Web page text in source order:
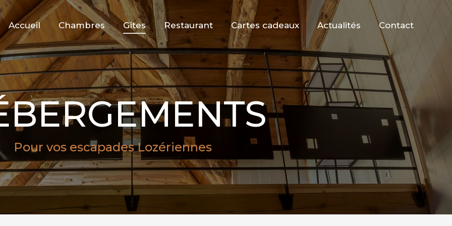
Accueil Chambres Gîtes Restaurant Cartes cadeaux Actualités Contact
Pour vos escapades Lozériennes